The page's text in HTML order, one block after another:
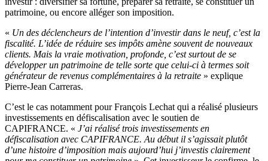
patrimoine, ou encore alléger son imposition.
« Un des déclencheurs de l’intention d’investir dans le neuf, c’est la
fiscalité. L’idée de réduire ses impôts amène souvent de nouveaux
clients. Mais la vraie motivation, profonde, c’est surtout de se
développer un patrimoine de telle sorte que celui-ci à termes soit
générateur de revenus complémentaires à la retraite » explique
Pierre-Jean Carreras.
C’est le cas notamment pour François Lechat qui a réalisé plusieurs
investissements en défiscalisation avec le soutien de
CAPIFRANCE. « J’ai réalisé trois investissements en
défiscalisation avec CAPIFRANCE. Au début il s’agissait plutôt
d’une histoire d’imposition mais aujourd’hui j’investis clairement